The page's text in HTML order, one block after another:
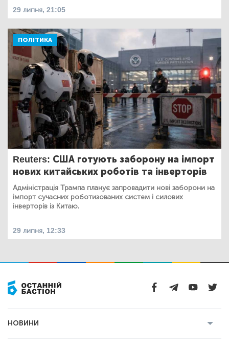
29 липня, 21:05
ПОЛІТИКА
Reuters: США готують заборону на імпорт
нових китайських роботів та інверторів
Адміністрація Трампа планує запровадити нові заборони на
імпорт сучасних роботизованих систем і силових
інверторів із Китаю.
29 липня, 12:33
НОВИНИ